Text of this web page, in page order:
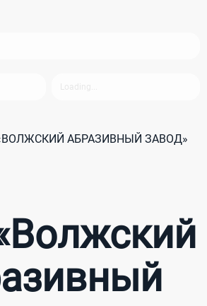
АБРАЗИВНЫЙ ЗАВОД»